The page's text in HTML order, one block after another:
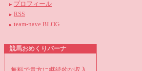
プロフィール
RSS
team-nave BLOG
競馬おめくりバーナ